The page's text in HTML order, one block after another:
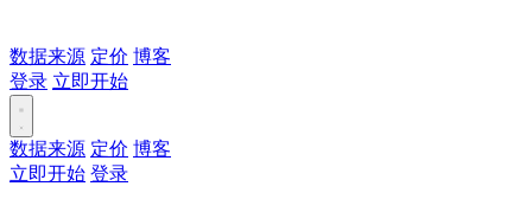
数据来源 定价 博客
登录 立即开始
数据来源 定价 博客
立即开始 登录